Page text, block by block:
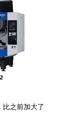
之前加大了